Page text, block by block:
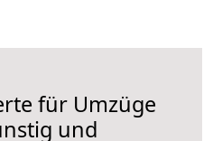
für Umzüge
und